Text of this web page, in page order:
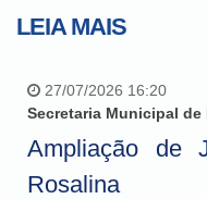
LEIA MAIS
27/07/2026 16:20
Secretaria Municipal
Ampliação de
Rosalina